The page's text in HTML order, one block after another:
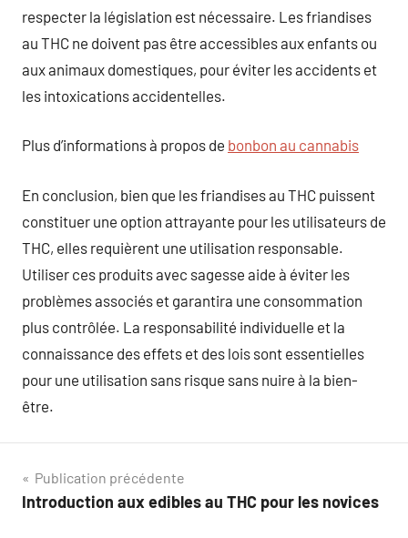
respecter la législation est nécessaire. Les friandises
au THC ne doivent pas être accessibles aux enfants ou
aux animaux domestiques, pour éviter les accidents et
les intoxications accidentelles.
Plus d’informations à propos de bonbon au cannabis
En conclusion, bien que les friandises au THC puissent
constituer une option attrayante pour les utilisateurs de
THC, elles requièrent une utilisation responsable.
Utiliser ces produits avec sagesse aide à éviter les
problèmes associés et garantira une consommation
plus contrôlée. La responsabilité individuelle et la
connaissance des effets et des lois sont essentielles
pour une utilisation sans risque sans nuire à la bien-
être.
Navigation
de
Publication précédente
Introduction aux edibles au THC pour les novices